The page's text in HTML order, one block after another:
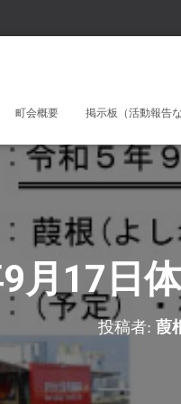
町会概要 掲示板（活動報告な
月17日
投稿者: 葭